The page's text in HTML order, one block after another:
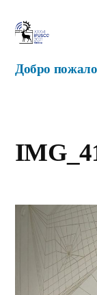
содержимому
Добро